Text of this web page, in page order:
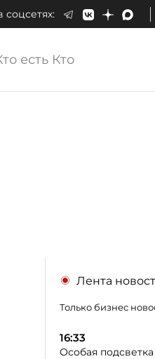
соцсетях:
есть Кто
Лента
Только бизнес
16:33
Особая